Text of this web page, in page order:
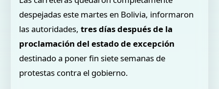
despejadas este martes en Bolivia, informaron
las autoridades,tres días después de la
proclamación del estado de excepción
destinado a poner fin siete semanas de
protestas contra el gobierno.